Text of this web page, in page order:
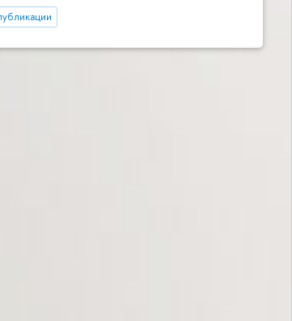
и немецких открыток корпуса "Пишу тебе")»